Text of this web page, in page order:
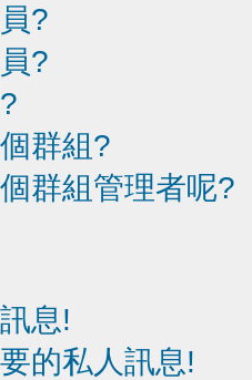
?
?
群組?
群組管理者呢?
息!
的私人訊息!